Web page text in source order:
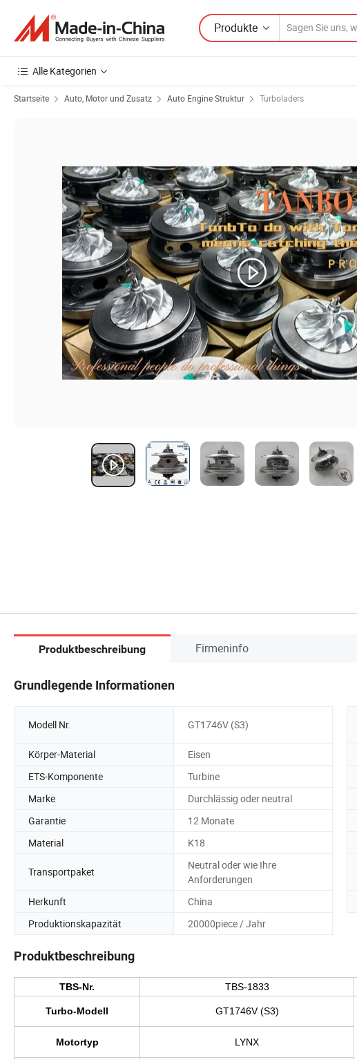
Produkte
Alle Kategorien
Startseite Auto, Motor und Zusatz Auto Engine Struktur Turboladers
Produktbeschreibung Firmeninfo
Grundlegende Informationen
Modell Nr. GT1746V (S3)
Körper-Material
Eisen
ETS-Komponente
Turbine
Marke
Durchlässig oder neutral
Garantie
12 Monate
Material
K18
Transportpaket
Neutral oder wie Ihre
Anforderungen
Herkunft China
Produktionskapazität
20000piece / Jahr
Produktbeschreibung
TBS-Nr. TBS-1833
Turbo-Modell GT1746V (S3)
Motortyp LYNX